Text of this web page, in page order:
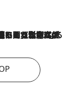
による影響はいつまで続く？《エネルギー専門家に聞く“どうなる日本の暮らし”》